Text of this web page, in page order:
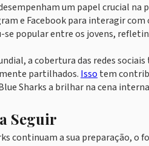
um papel crucial
e Facebook para interagir
popular entre os jovens,
a cobertura das redes
partilhados. Isso tem
Sharks a brilhar na cena
Seguir
continuam a sua preparação,